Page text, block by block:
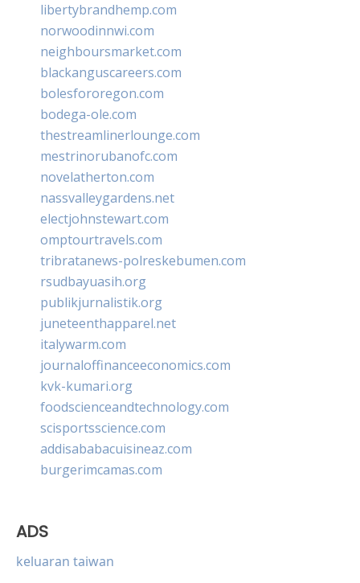
libertybrandhemp.com
norwoodinnwi.com
neighboursmarket.com
blackanguscareers.com
bolesfororegon.com
bodega-ole.com
thestreamlinerlounge.com
mestrinorubanofc.com
novelatherton.com
nassvalleygardens.net
electjohnstewart.com
omptourtravels.com
tribratanews-polreskebumen.com
rsudbayuasih.org
publikjurnalistik.org
juneteenthapparel.net
italywarm.com
journaloffinanceeconomics.com
kvk-kumari.org
foodscienceandtechnology.com
scisportsscience.com
addisababacuisineaz.com
burgerimcamas.com
ADS
keluaran taiwan